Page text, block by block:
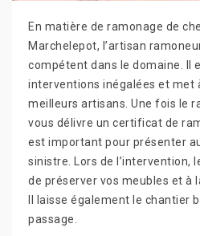
En matière de ramonage de
Marchelepot, l’artisan
compétent dans le domaine. Il
interventions inégalées et met
meilleurs artisans. Une fois le
vous délivre un certificat de
est important pour présenter
sinistre. Lors de l’intervention,
de préserver vos meubles et à
Il laisse également le chantier
passage.